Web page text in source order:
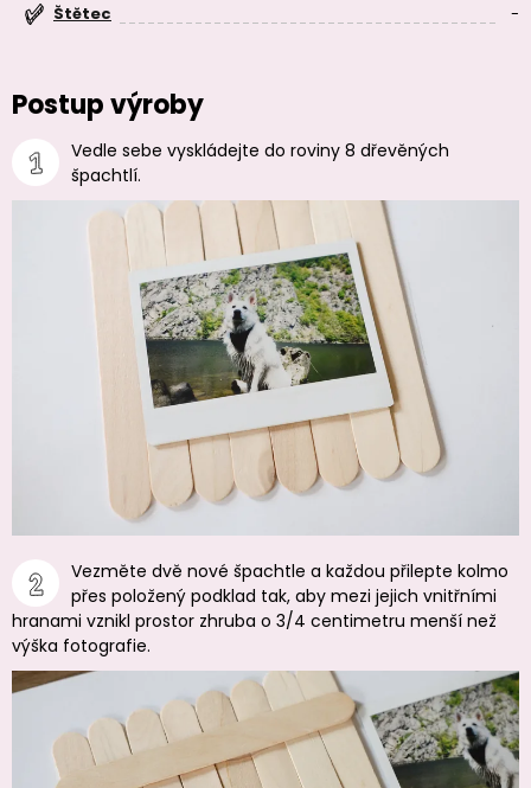
Štětec
-
Postup výroby
Vedle sebe vyskládejte do roviny 8 dřevěných
špachtlí.
Vezměte dvě nové špachtle a každou přilepte kolmo
přes položený podklad tak, aby mezi jejich vnitřními
hranami vznikl prostor zhruba o 3/4 centimetru menší než
výška fotografie.